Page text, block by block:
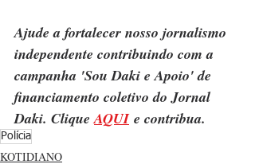
Ajude a fortalecer nosso jornalismo
independente contribuindo com a
campanha 'Sou Daki e Apoio' de
financiamento coletivo do Jornal
Daki. Clique AQUI e contribua.
Polícia
KOTIDIANO